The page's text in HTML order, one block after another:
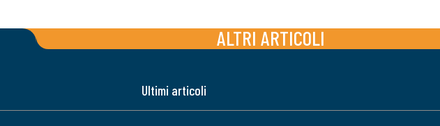
ALTRI ARTICOLI
Ultimi articoli